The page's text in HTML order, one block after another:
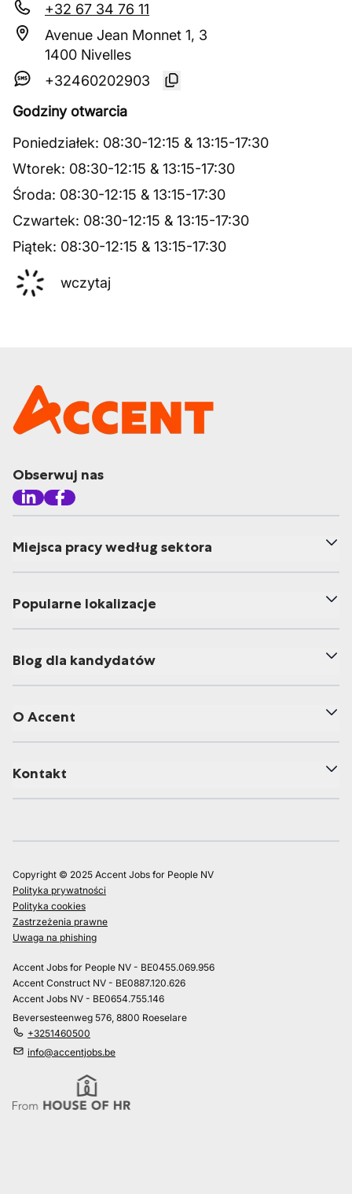
+32 67 34 76 11
Avenue Jean Monnet 1, 3
1400 Nivelles
+32460202903
Godziny otwarcia
Poniedziałek: 08:30-12:15 & 13:15-17:30
Wtorek: 08:30-12:15 & 13:15-17:30
Środa: 08:30-12:15 & 13:15-17:30
Czwartek: 08:30-12:15 & 13:15-17:30
Piątek: 08:30-12:15 & 13:15-17:30
wczytaj
Obserwuj nas
Miejsca pracy według sektora
Popularne lokalizacje
Blog dla kandydatów
O Accent
Kontakt
Copyright © 2025 Accent Jobs for People NV
Polityka prywatności
Polityka cookies
Zastrzeżenia prawne
Uwaga na phishing
Accent Jobs for People NV - BE0455.069.956
Accent Construct NV - BE0887.120.626
Accent Jobs NV - BE0654.755.146
Beversesteenweg 576, 8800 Roeselare
+3251460500
info@accentjobs.be